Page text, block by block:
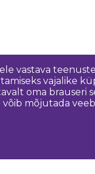
vastava
vajalike
oma brauseri
mõjutada